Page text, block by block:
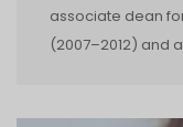
associate dean
(2007–2012) and